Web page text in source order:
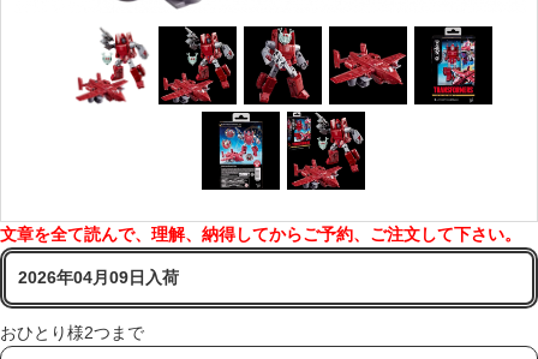
文章を全て読んで、理解、納得してからご予約、ご注文して下さい。
2026年04月09日入荷
おひとり様2つまで